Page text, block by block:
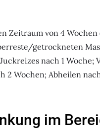
Zeitraum von 4 Wochen
getrockneten
nach 1
2 Wochen; Abheilen
im